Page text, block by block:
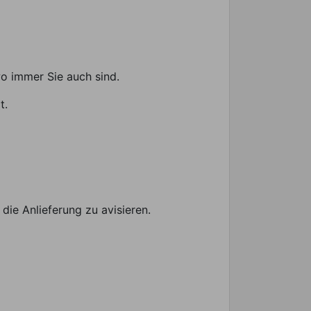
immer Sie auch sind.
Anlieferung zu avisieren.